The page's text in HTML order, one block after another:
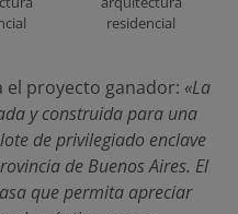
residencial
el proyecto ganador: «La
y construida para una
de privilegiado enclave
de Buenos Aires. El
que permita apreciar